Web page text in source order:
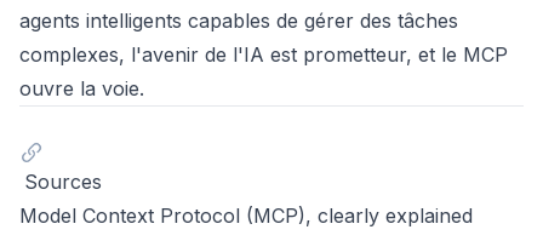
agents intelligents capables de gérer des tâches
complexes, l'avenir de l'IA est prometteur, et le MCP
ouvre la voie.
Sources
Model Context Protocol (MCP), clearly explained